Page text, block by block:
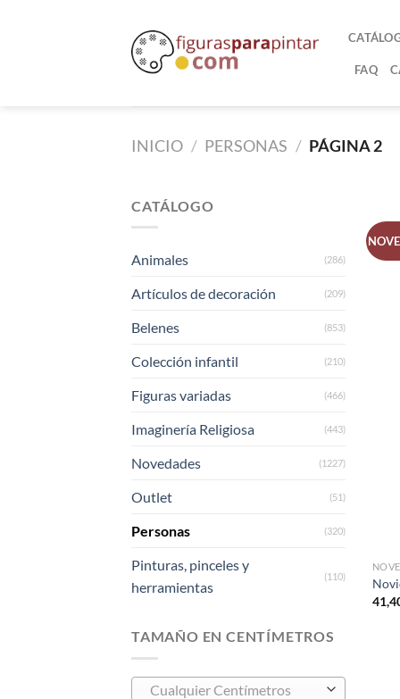
FAQ
INICIO / PERSONAS / PÁGINA 2
CATÁLOGO
Animales (286)
Artículos de decoración (209)
Belenes (853)
Colección infantil (210)
Figuras variadas (466)
Imaginería Religiosa (443)
Novedades (1227)
Outlet (51)
Personas (320)
Pinturas, pinceles y
herramientas
(110)
TAMAÑO EN CENTÍMETROS
Cualquier Centímetros